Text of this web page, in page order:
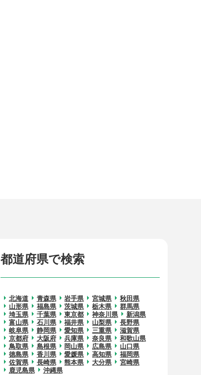
都道府県で検索
北海道 青森県 岩手県 宮城県
秋田県
山形県
福島県 茨城県 栃木県
群馬県
埼玉県
千葉県 東京都 神奈川県
新潟県
富山県
石川県 福井県 山梨県
長野県
岐阜県
静岡県 愛知県 三重県
滋賀県
京都府
大阪府 兵庫県 奈良県
和歌山県
鳥取県
島根県 岡山県 広島県
山口県
徳島県
香川県 愛媛県 高知県
福岡県
佐賀県
長崎県 熊本県 大分県
宮崎県
鹿児島県
沖縄県